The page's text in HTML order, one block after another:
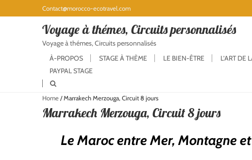
Contact@morocco-ecotravel.com
Voyage à thémes, Circuits personnalisés
Voyage à thémes, Circuits personnalisés
À-PROPOS
STAGE À THÈME LE BIEN-ÊTRE L’ART DE
PAYPAL STAGE
Home/Marrakech Merzouga, Circuit 8 jours
Marrakech Merzouga, Circuit 8 jours
Le Maroc entre Mer, Montagne